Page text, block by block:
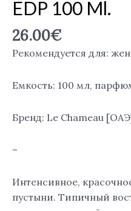
EDP 100 Ml.
26.00€
Рекомендуется для:
Емкость: 100 мл,
Бренд: Le Chameau
–
Интенсивное,
пустыни. Типичный
Arabia
Chameau,
EDP
ml.